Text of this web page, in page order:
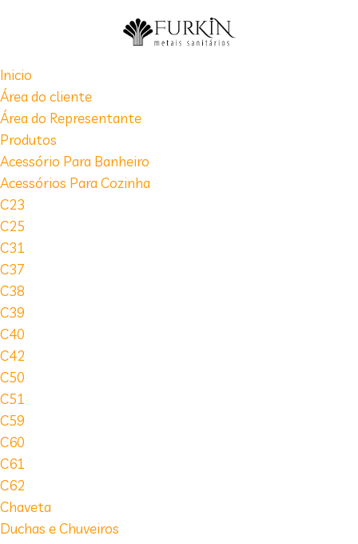
Inicio
Área do cliente
Área do Representante
Produtos
Acessório Para Banheiro
Acessórios Para Cozinha
C23
C25
C31
C37
C38
C39
C40
C42
C50
C51
C59
C60
C61
C62
Chaveta
Duchas e Chuveiros